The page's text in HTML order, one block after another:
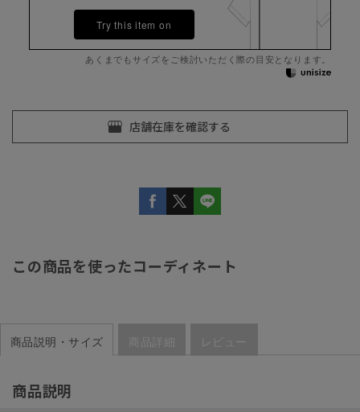
Try this item on
あくまでもサイズをご検討いただく際の目安となります。
この商品を使ったコーディネート
商品説明・サイズ 商品詳細 レビュー
商品説明